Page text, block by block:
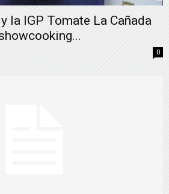
la IGP Tomate La Cañada
0